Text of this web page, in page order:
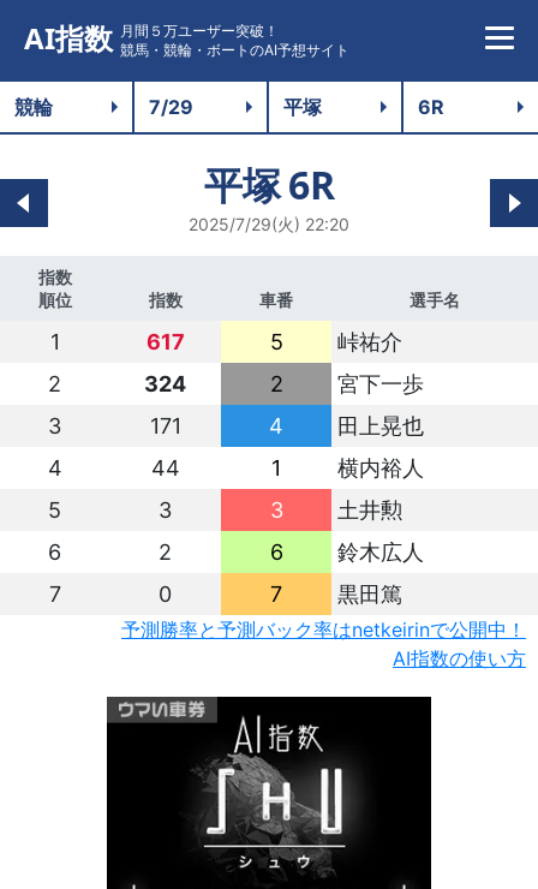
AI指数 月間５万ユーザー突破！
競馬・競輪・ボートのAI予想サイト
平塚6R
2025/7/29(火) 22:20
指数
順位
指数 車番 選手名
1 617 5
峠祐介
2
324 2
宮下一歩
3
171 4
田上晃也
4
44 1
横内裕人
5
3 3
土井勲
6
2 6
鈴木広人
7
0 7 黒田篤
予測勝率と予測バック率はnetkeirinで公開中！
AI指数の使い方